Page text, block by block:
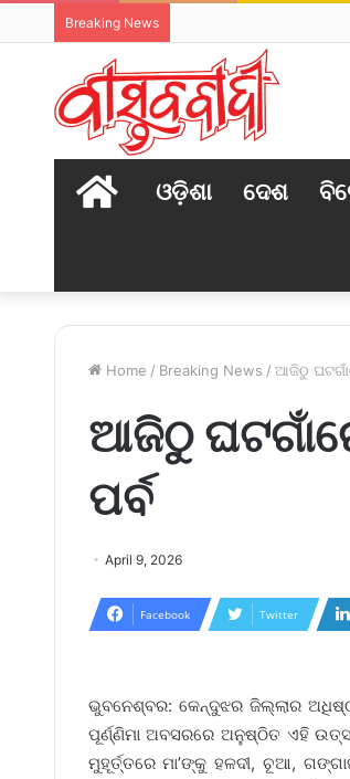
Breaking News
HOME
ଓଡ଼ିଶା ଦେଶ
Home / Breaking News / ଆଜିଠୁ
ଆଜିଠୁ
ପର୍ବ
April 9, 2026
Facebook Twitter
ଭୁବନେଶ୍ବର: କେନ୍ଦୁଝର ଜିଲ୍ଲାର
ପୂର୍ଣ୍ଣିମା ଅବସରରେ ଅନୁଷ୍ଠିତ ଏହି
ମୁହୂର୍ତ୍ତରେ ମା’ଙ୍କୁ ହଳଦୀ, ଚୂଆ,